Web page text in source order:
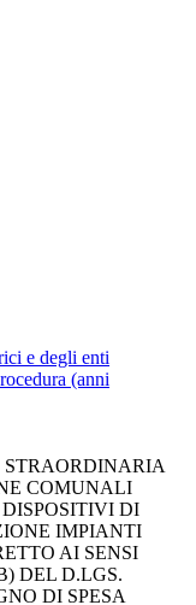
e degli enti
(anni
COMUNALI
DI
IMPIANTI
AI SENSI
DEL D.LGS.
DI SPESA